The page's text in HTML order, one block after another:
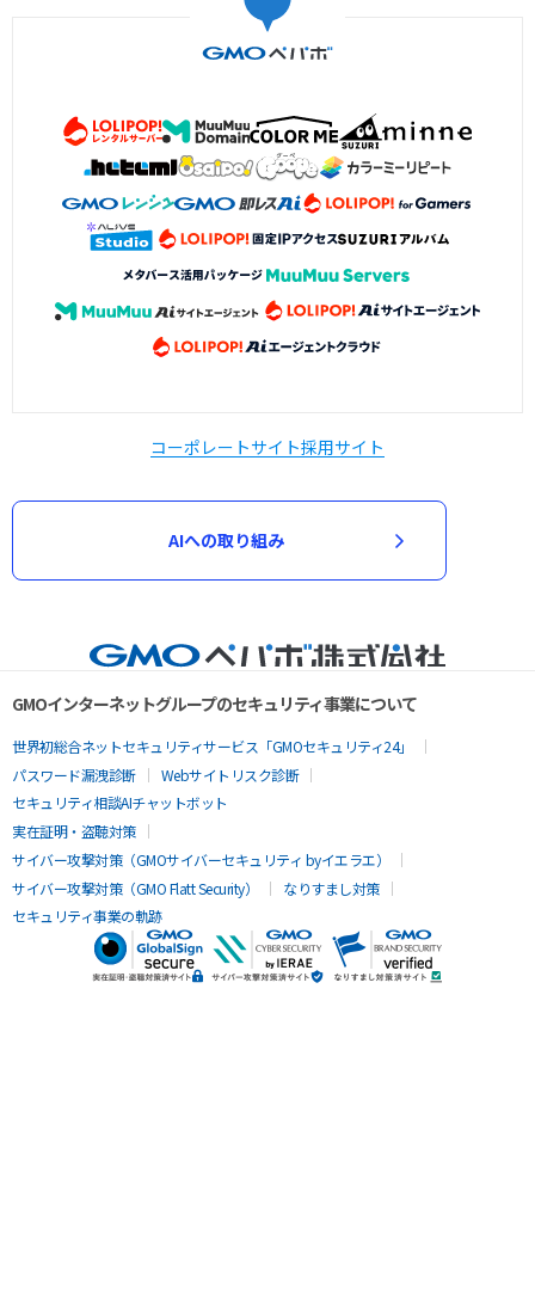
コーポレートサイト採用サイト
AIへの取り組み
GMOインターネットグループのセキュリティ事業について
世界初総合ネットセキュリティサービス「GMOセキュリティ24」
パスワード漏洩診断
Webサイトリスク診断
セキュリティ相談AIチャットボット
実在証明・盗聴対策
サイバー攻撃対策（GMOサイバーセキュリティ byイエラエ）
サイバー攻撃対策（GMO Flatt Security）
なりすまし対策
セキュリティ事業の軌跡